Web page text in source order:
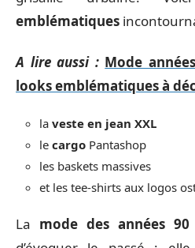
emblématiques
A lire aussi : Mode
looks emblématiques à
la veste en jean XXL
le cargo Pantashop
les baskets massives
et les tee-shirts aux logos
La mode des années 90